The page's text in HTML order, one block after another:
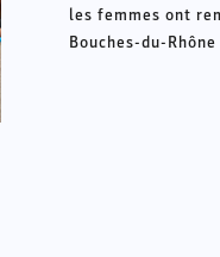
les femmes ont
Bouches-du-